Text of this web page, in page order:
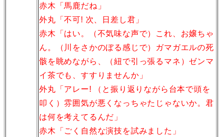
赤木「馬鹿だね」
外丸「不可! 次、日差し君」
赤木「はい。（不気味な声で）これ、お嬢ちゃ
ん。（川をさかのぼる感じで）ガマガエルの死
骸を眺めながら、（紐で引っ張るマネ）ゼンマ
イ茶でも、すすりませんか」
外丸「アレー! （と振り返りながら台本で頭を
叩く）雰囲気が悪くなっちゃたじゃないか。君
は何を考えてるんだ」
赤木「ごく自然な演技を試みました」